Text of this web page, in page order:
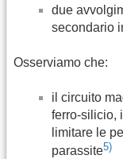
due
secondario
Osserviamo che:
il circuito
ferro-silicio,
limitare le
parassite5)